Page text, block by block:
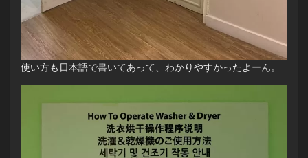
使い方も日本語で書いてあって、わかりやすかったよーん。